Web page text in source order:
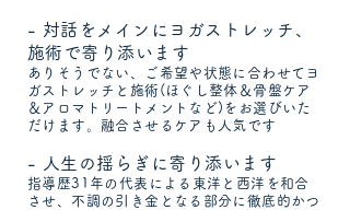
- 対話をメインにヨガストレッチ、
施術で寄り添います
ありそうでない、ご希望や状態に合わせてヨ
ガストレッチと施術(ほぐし整体＆骨盤ケア
＆アロマトリートメントなど)をお選びいた
だけます。融合させるケアも人気です
- 人生の揺らぎに寄り添います
指導歴31年の代表による東洋と西洋を和合
させ、不調の引き金となる部分に徹底的かつ